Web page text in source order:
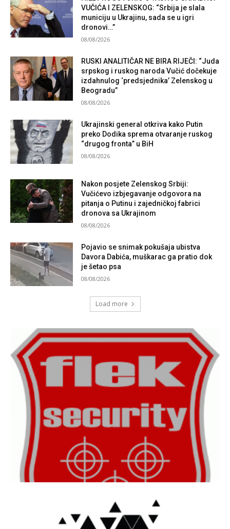
VUČIĆA I ZELENSKOG: “Srbija je slala
municiju u Ukrajinu, sada se u igri
dronovi…”
08/08/2026
RUSKI ANALITIČAR NE BIRA RIJEČI: “Juda
srpskog i ruskog naroda Vučić dočekuje
izdahnulog ‘predsjednika’ Zelenskog u
Beogradu”
08/08/2026
Ukrajinski general otkriva kako Putin
preko Dodika sprema otvaranje ruskog
“drugog fronta” u BiH
08/08/2026
Nakon posjete Zelenskog Srbiji:
Vučićevo izbjegavanje odgovora na
pitanja o Putinu i zajedničkoj fabrici
dronova sa Ukrajinom
08/08/2026
Pojavio se snimak pokušaja ubistva
Davora Dabića, muškarac ga pratio dok
je šetao psa
08/08/2026
Load more